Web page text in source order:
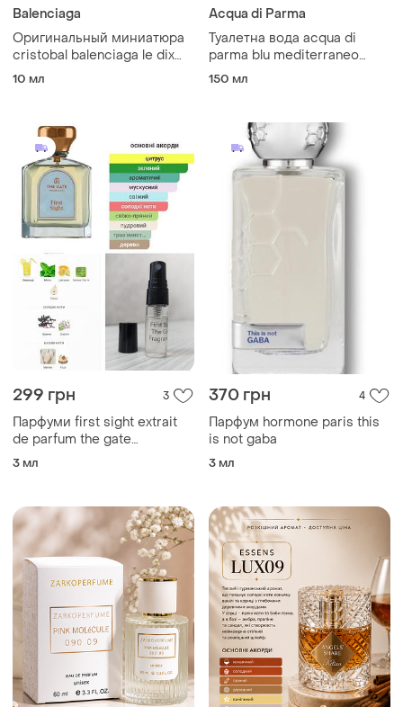
Balenciaga
Оригинальный миниатюра
cristobal balenciaga le dix
collection 100%
10 мл
Acqua di Parma
Туалетна вода acqua di
parma blu mediterraneo
cipresso di toscana 150 ml
150 мл
299 грн 3
Парфуми first sight extrait
de parfum the gate
fragrances 3мл
3 мл
370 грн 4
Парфум hormone paris this
is not gaba
3 мл